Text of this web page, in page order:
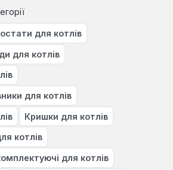
для котлів
для котлів
для котлів
Кришки для котлів
котлів
для котлів